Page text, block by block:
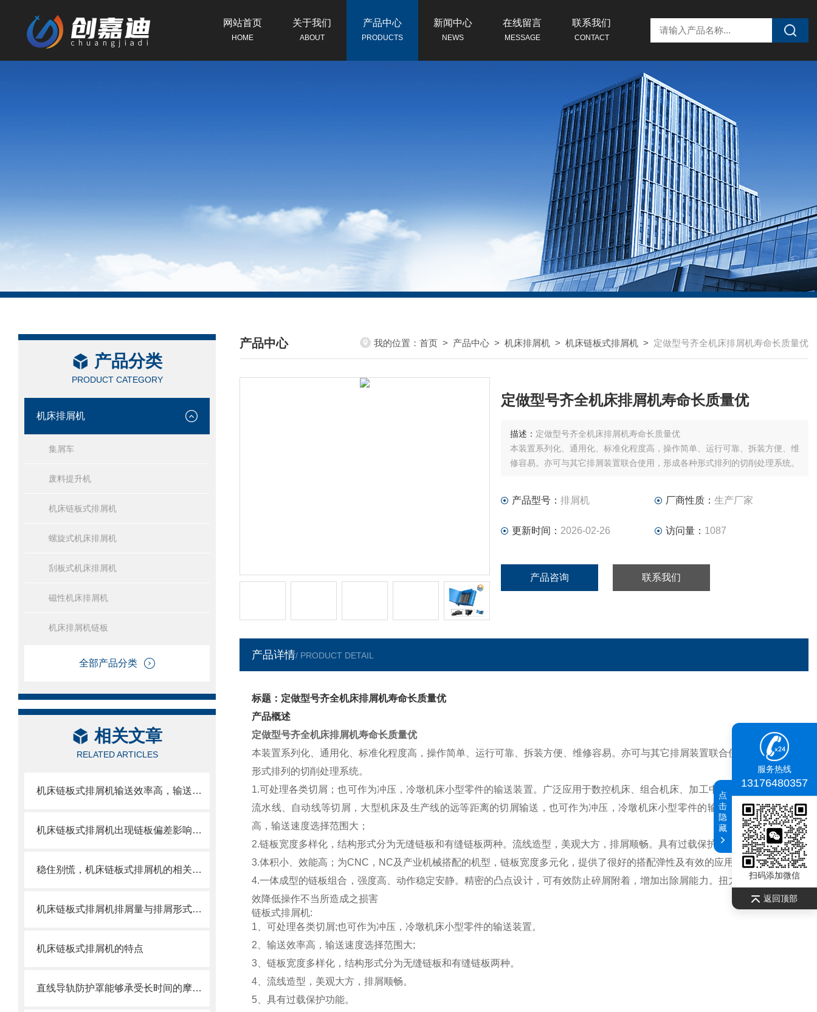
网站首页
HOME
关于我们
ABOUT
产品中心
PRODUCTS
新闻中心
NEWS
在线留言
MESSAGE
联系我们
CONTACT
产品分类
PRODUCT CATEGORY
机床排屑机
集屑车
废料提升机
机床链板式排屑机
螺旋式机床排屑机
刮板式机床排屑机
磁性机床排屑机
机床排屑机链板
全部产品分类
相关文章
RELATED ARTICLES
机床链板式排屑机输送效率高，输送速度选择范围大
机床链板式排屑机出现链板偏差影响效率了怎么办？
稳住别慌，机床链板式排屑机的相关信息马上来
机床链板式排屑机排屑量与排屑形式有很大关系
机床链板式排屑机的特点
直线导轨防护罩能够承受长时间的摩擦和冲击
产品中心
/ PRODUCTS CENTER
我的位置： 首页 > 产品中心 > 机床排屑机 > 机床链板式排屑机 > 定做型号齐全机床排屑机寿命长质量优
定做型号齐全机床排屑机寿命长质量优
描述： 定做型号齐全机床排屑机寿命长质量优
本装置系列化、通用化、标准化程度高，操作简单、运行可靠、拆装方便、维
修容易。亦可与其它排屑装置联合使用，形成各种形式排列的切削处理系统。
产品型号： 排屑机 厂商性质： 生产厂家
更新时间： 2026-02-26 访问量： 1087
产品咨询 联系我们
产品详情/ PRODUCT DETAIL
标题：定做型号齐全机床排屑机寿命长质量优
产品概述
定做型号齐全机床排屑机寿命长质量优
本装置系列化、通用化、标准化程度高，操作简单、运行可靠、拆装方便、维修容易。亦可与其它排屑装置联合使用，形成各种
形式排列的切削处理系统。
1.可处理各类切屑；也可作为冲压，冷墩机床小型零件的输送装置。
广泛应用于数控机床、组合机床、加工中心、专业化机床、
流水线、自动线等切屑，大型机床及生产线的远等距离的切屑输送，也可作为冲压，冷墩机床小型零件的输送装置。输送效率
高，输送速度选择范围大；
2.链板宽度多样化，结构形式分为无缝链板和有缝链板两种。 流线造型，美观大方，排屑顺畅。 具有过载保护功能。
3.体积小、效能高；为CNC ， NC及产业机械搭配的机型， 链板宽度多元化，提供了很好的搭配弹性及有效的应用
4.一体成型的链板组合，强度高、动作稳定安静。精密的凸点设计，可有效防止碎屑附着，增加出除屑能力。 扭力限制设定，有
效降低操作不当所造成之损害
链板式排屑机:
1、可处理各类切屑;也可作为冲压，冷墩机床小型零件的输送装置。
2、输送效率高，输送速度选择范围大;
3、链板宽度多样化，结构形式分为无缝链板和有缝链板两种。
4、流线造型，美观大方，排屑顺畅。
5、具有过载保护功能。
服务热线
13176480357
扫码添加微信
返回顶部
点
击
隐
藏